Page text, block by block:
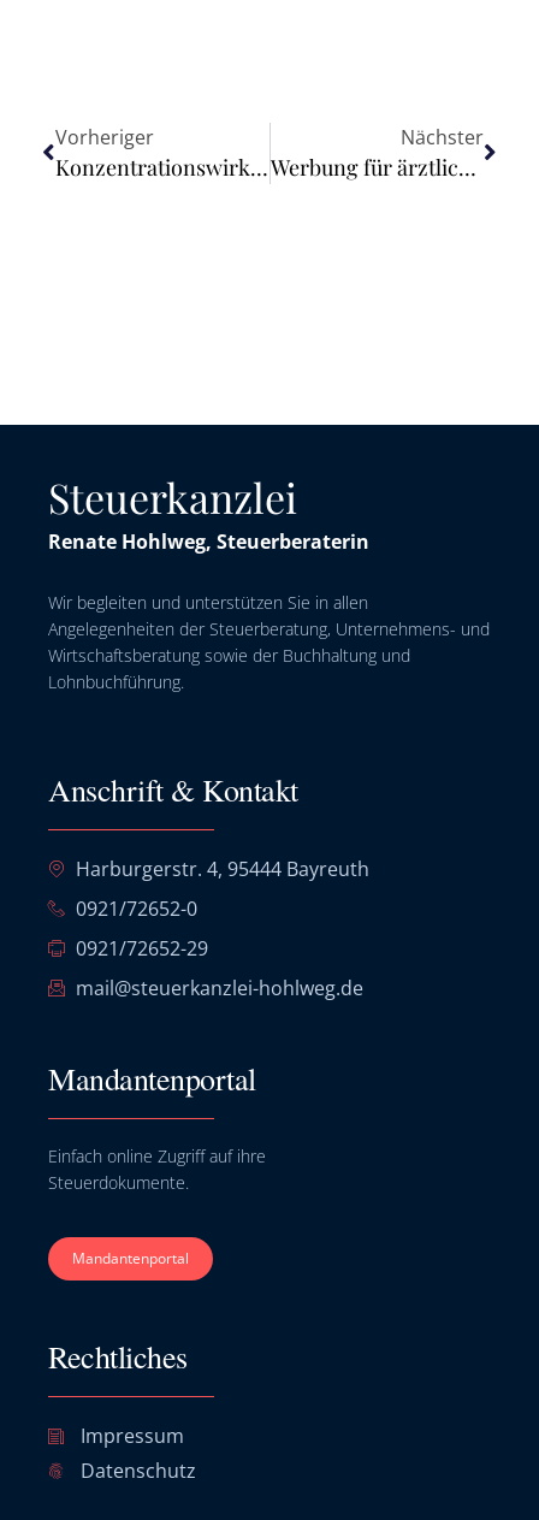
Vorheriger
Konzentrationswirkung der Genehmigung zur Änderung von Windenergieanlagen auch bei eingeschränktem Prüfprogramm
Nächster
Werbung für ärztliche Behandlungen mit medizinischem Cannabis verstößt gegen das Heilmittelwerberecht
Steuerkanzlei
Renate Hohlweg, Steuerberaterin
Wir begleiten und unterstützen Sie in allen
Angelegenheiten der Steuerberatung, Unternehmens- und
Wirtschaftsberatung sowie der Buchhaltung und
Lohnbuchführung.
Anschrift & Kontakt
Harburgerstr. 4, 95444 Bayreuth
0921/72652-0
0921/72652-29
mail@steuerkanzlei-hohlweg.de
Mandantenportal
Einfach online Zugriff auf ihre
Steuerdokumente.
Mandantenportal
Rechtliches
Impressum
Datenschutz